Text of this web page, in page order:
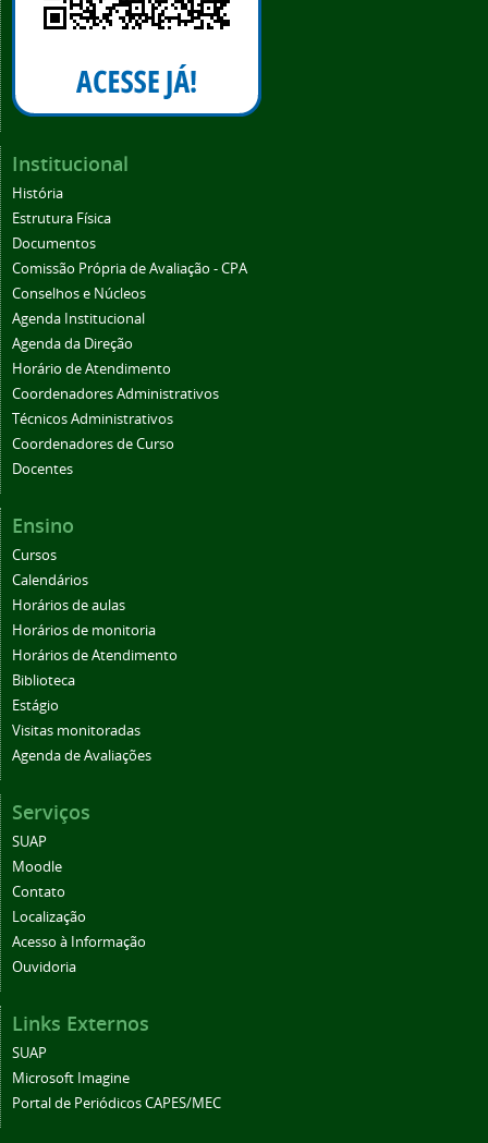
Institucional
História
Estrutura Física
Documentos
Comissão Própria de Avaliação - CPA
Conselhos e Núcleos
Agenda Institucional
Agenda da Direção
Horário de Atendimento
Coordenadores Administrativos
Técnicos Administrativos
Coordenadores de Curso
Docentes
Ensino
Cursos
Calendários
Horários de aulas
Horários de monitoria
Horários de Atendimento
Biblioteca
Estágio
Visitas monitoradas
Agenda de Avaliações
Serviços
SUAP
Moodle
Contato
Localização
Acesso à Informação
Ouvidoria
Links Externos
SUAP
Microsoft Imagine
Portal de Periódicos CAPES/MEC